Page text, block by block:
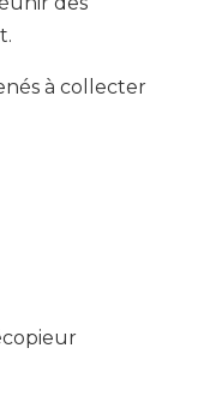
à collecter